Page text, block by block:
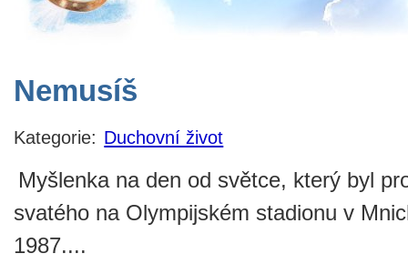
Nemusíš
Kategorie: Duchovní život
Myšlenka na den od světce, který byl
svatého na Olympijském stadionu v
1987....